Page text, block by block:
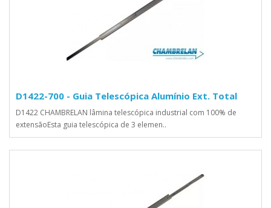
D1422-700 - Guia Telescópica Alumínio Ext. Total
D1422 CHAMBRELAN lâmina telescópica industrial com 100% de
extensãoEsta guia telescópica de 3 elemen..